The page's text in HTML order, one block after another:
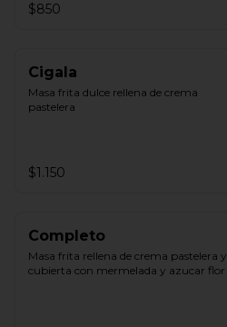
$850
Cigala
Masa frita dulce rellena de crema
pastelera
$1.150
Completo
Masa frita rellena de crema pastelera y
cubierta con mermelada y azucar flor